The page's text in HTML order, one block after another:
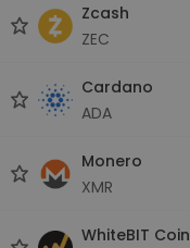
Zcash
ZEC
Cardano
ADA
Monero
XMR
WhiteBIT Coin